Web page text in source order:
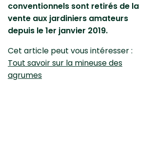
conventionnels sont retirés de la
vente aux jardiniers amateurs
depuis le 1er janvier 2019.
Cet article peut vous intéresser :
Tout savoir sur la mineuse des
agrumes